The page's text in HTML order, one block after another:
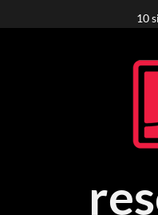
to
10